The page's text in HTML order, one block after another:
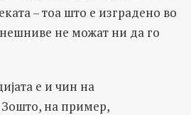
– тоа што е изградено во
не можат ни да го
е и чин на
Зошто, на пример,